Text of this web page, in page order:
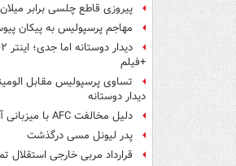
پیروزی قاطع چلسی برابر
مهاجم پرسپولیس به پیکان
+فیلم
تساوی پرسپولیس مقابل
دیدار دوستانه
دلیل مخالفت AFC با میزبانی آبی‌ها در عراق
پدر لیونل مسی درگذشت
قرارداد مربی خارجی استقلال